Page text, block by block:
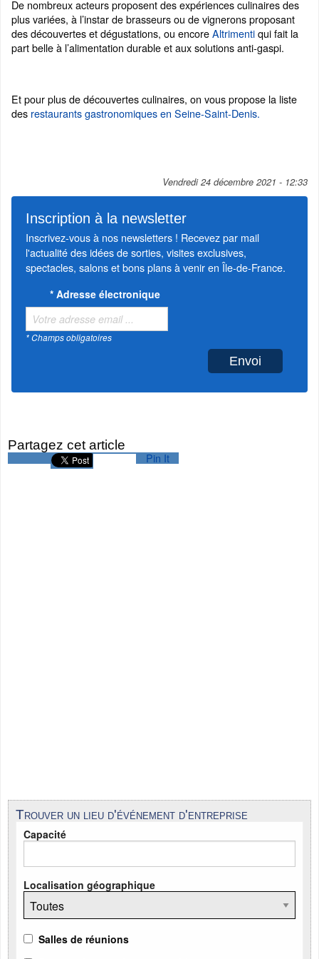
De nombreux acteurs proposent des expériences culinaires des
plus variées, à l’instar de brasseurs ou de vignerons proposant
des découvertes et dégustations, ou encoreAltrimentiqui fait la
part belle à l’alimentation durable et aux solutions anti-gaspi.
Et pour plus de découvertes culinaires, on vous propose la liste
des restaurants gastronomiques en Seine-Saint-Denis.
Vendredi 24 décembre 2021 - 12:33
Inscription à la newsletter
Inscrivez-vous à nos newsletters ! Recevez par mail
l'actualité des idées de sorties, visites exclusives,
spectacles, salons et bons plans à venir en Île-de-France.
* Adresse électronique
* Champs obligatoires
Partagez cet article
Pin It
Trouver un lieu d'événement d'entreprise
Capacité
Localisation géographique
Salles de réunions